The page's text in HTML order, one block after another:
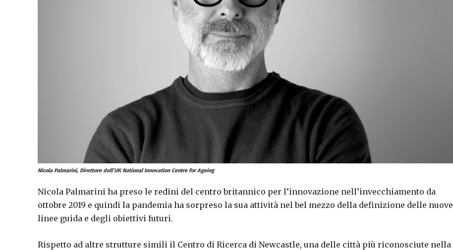
Nicola Palmarini, Direttore dell’UK National Innovation Centre for Ageing
Nicola Palmarini ha preso le redini del centro britannico per l’innovazione nell’invecchiamento da
ottobre 2019 e quindi la pandemia ha sorpreso la sua attività nel bel mezzo della definizione delle nuove
linee guida e degli obiettivi futuri.
Rispetto ad altre strutture simili il Centro di Ricerca di Newcastle, una delle città più riconosciute nella